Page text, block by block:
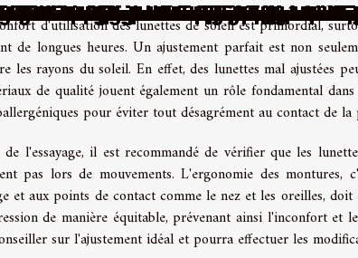
d'utilisation des lunettes de soleil est primordial,
de longues heures. Un ajustement parfait est non
les rayons du soleil. En effet, des lunettes mal ajustées
de qualité jouent également un rôle fondamental
pour éviter tout désagrément au contact de la
l'essayage, il est recommandé de vérifier que les
pas lors de mouvements. L'ergonomie des
et aux points de contact comme le nez et les oreilles,
de manière équitable, prévenant ainsi l'inconfort et
sur l'ajustement idéal et pourra effectuer les
API de billetterie révolutionne
personnalisées sur
peuvent-ils peser
gratuits révolutionnent-
de pointe sur les
la bonne combinaison de
t-elle les stratégies de
de dialogue automatisé
d'entraînement adaptées à
la bonne signalisation pour
intelligents transforment-ils
les signes de panne dans
de véhicules électriques
d'eau atmosphérique
modernes de surveillance dans
et efficacité énergétique
de correction
dans le choix des paris
par les rappeurs pour
le matériau idéal pour votre
influence-t-elle le travail du
procurer un ordinateur portable
Comment choisir une lampe
centre de formation de
se faire former en indesign